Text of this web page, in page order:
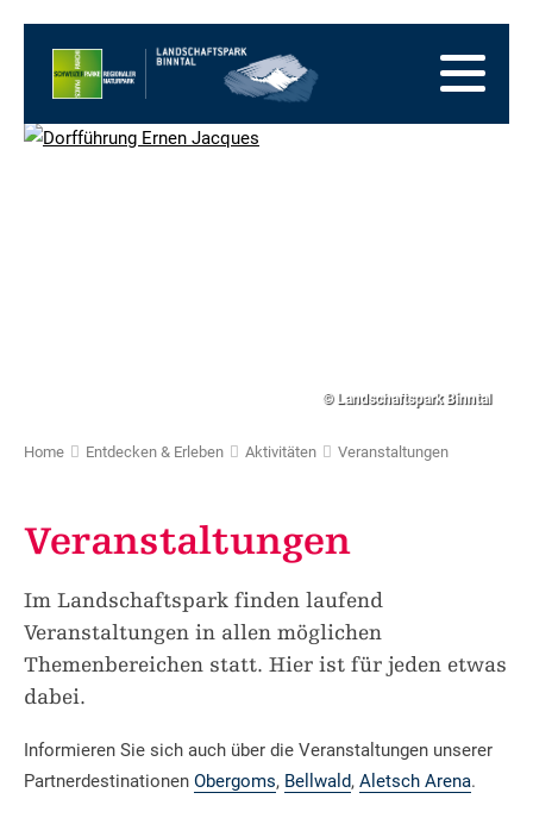
Startseite
Hauptnavigation
Fussbereich
Zur
© Landschaftspark Binntal
Home Entdecken & Erleben Aktivitäten Veranstaltungen
Veranstaltungen
Im Landschaftspark finden laufend
Veranstaltungen in allen möglichen
Themenbereichen statt. Hier ist für jeden etwas
dabei.
Informieren Sie sich auch über die Veranstaltungen unserer
Partnerdestinationen Obergoms, Bellwald, Aletsch Arena.